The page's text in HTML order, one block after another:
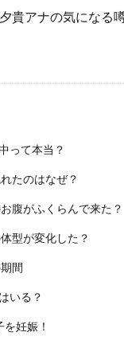
貴アナの気になる
って本当？
たのはなぜ？
腹がふくらんで来た？
型が変化した？
間
いる？
妊娠！